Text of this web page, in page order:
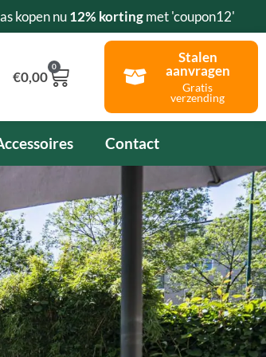
kopen nu12% kortingmet 'coupon12'
€0,00
0
Winkelwagen
Stalen
aanvragen
Gratis
verzending
Contact